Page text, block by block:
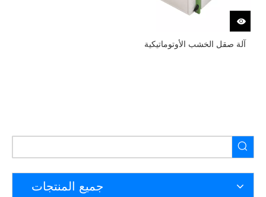
آلة صقل الخشب الأوتوماتيكية
جميع المنتجات